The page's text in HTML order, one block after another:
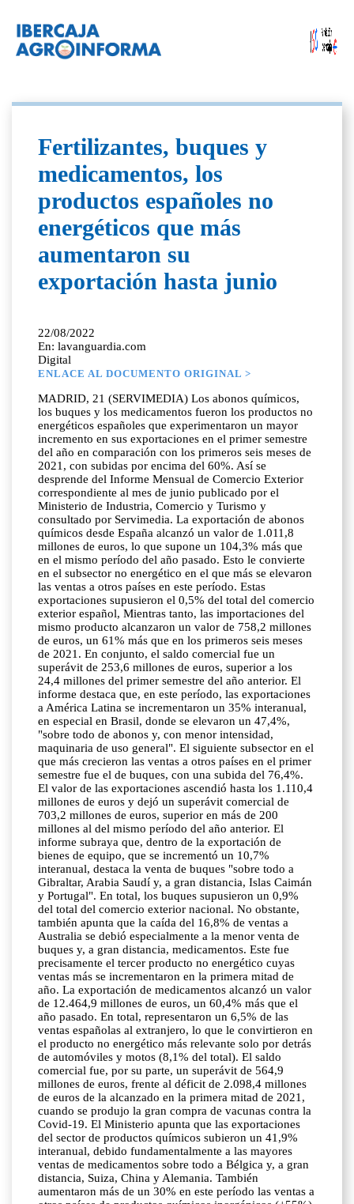
Fertilizantes, buques y
medicamentos, los
productos españoles no
energéticos que más
aumentaron su
exportación hasta junio
22/08/2022
En: lavanguardia.com
Digital
ENLACE AL DOCUMENTO ORIGINAL >
MADRID, 21 (SERVIMEDIA) Los abonos químicos,
los buques y los medicamentos fueron los productos no
energéticos españoles que experimentaron un mayor
incremento en sus exportaciones en el primer semestre
del año en comparación con los primeros seis meses de
2021, con subidas por encima del 60%. Así se
desprende del Informe Mensual de Comercio Exterior
correspondiente al mes de junio publicado por el
Ministerio de Industria, Comercio y Turismo y
consultado por Servimedia. La exportación de abonos
químicos desde España alcanzó un valor de 1.011,8
millones de euros, lo que supone un 104,3% más que
en el mismo período del año pasado. Esto le convierte
en el subsector no energético en el que más se elevaron
las ventas a otros países en este período. Estas
exportaciones supusieron el 0,5% del total del comercio
exterior español, Mientras tanto, las importaciones del
mismo producto alcanzaron un valor de 758,2 millones
de euros, un 61% más que en los primeros seis meses
de 2021. En conjunto, el saldo comercial fue un
superávit de 253,6 millones de euros, superior a los
24,4 millones del primer semestre del año anterior. El
informe destaca que, en este período, las exportaciones
a América Latina se incrementaron un 35% interanual,
en especial en Brasil, donde se elevaron un 47,4%,
"sobre todo de abonos y, con menor intensidad,
maquinaria de uso general". El siguiente subsector en el
que más crecieron las ventas a otros países en el primer
semestre fue el de buques, con una subida del 76,4%.
El valor de las exportaciones ascendió hasta los 1.110,4
millones de euros y dejó un superávit comercial de
703,2 millones de euros, superior en más de 200
millones al del mismo período del año anterior. El
informe subraya que, dentro de la exportación de
bienes de equipo, que se incrementó un 10,7%
interanual, destaca la venta de buques "sobre todo a
Gibraltar, Arabia Saudí y, a gran distancia, Islas Caimán
y Portugal". En total, los buques supusieron un 0,9%
del total del comercio exterior nacional. No obstante,
también apunta que la caída del 16,8% de ventas a
Australia se debió especialmente a la menor venta de
buques y, a gran distancia, medicamentos. Este fue
precisamente el tercer producto no energético cuyas
ventas más se incrementaron en la primera mitad de
año. La exportación de medicamentos alcanzó un valor
de 12.464,9 millones de euros, un 60,4% más que el
año pasado. En total, representaron un 6,5% de las
ventas españolas al extranjero, lo que le convirtieron en
el producto no energético más relevante solo por detrás
de automóviles y motos (8,1% del total). El saldo
comercial fue, por su parte, un superávit de 564,9
millones de euros, frente al déficit de 2.098,4 millones
de euros de la alcanzado en la primera mitad de 2021,
cuando se produjo la gran compra de vacunas contra la
Covid-19. El Ministerio apunta que las exportaciones
del sector de productos químicos subieron un 41,9%
interanual, debido fundamentalmente a las mayores
ventas de medicamentos sobre todo a Bélgica y, a gran
distancia, Suiza, China y Alemania. También
aumentaron más de un 30% en este período las ventas a